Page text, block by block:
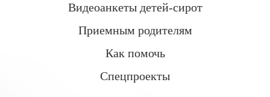
Видеоанкеты детей-сирот
Приемным родителям
Как помочь
Спецпроекты